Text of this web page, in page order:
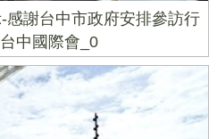
感謝台中市政府安排參訪行
中國際會_0